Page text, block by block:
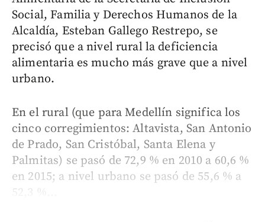
Social, Familia y Derechos Humanos de la
Alcaldía, Esteban Gallego Restrepo, se
precisó que a nivel rural la deficiencia
alimentaria es mucho más grave que a nivel
urbano.
En el rural (que para Medellín significa los
cinco corregimientos: Altavista, San Antonio
de Prado, San Cristóbal, Santa Elena y
Palmitas) se pasó de 72,9 % en 2010 a 60,6 %
en 2015; a nivel urbano se pasó de 55,6 % a
52,3 %...